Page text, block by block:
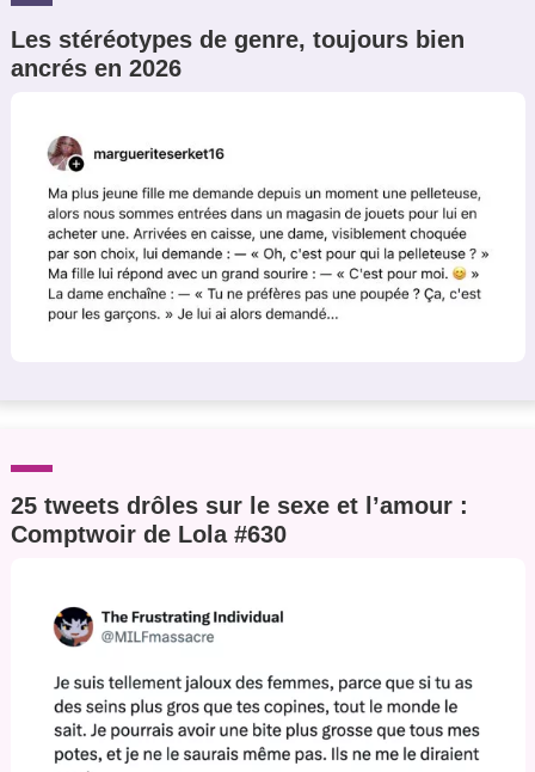
Les stéréotypes de genre, toujours bien
ancrés en 2026
25 tweets drôles sur le sexe et l’amour :
Comptwoir de Lola #630